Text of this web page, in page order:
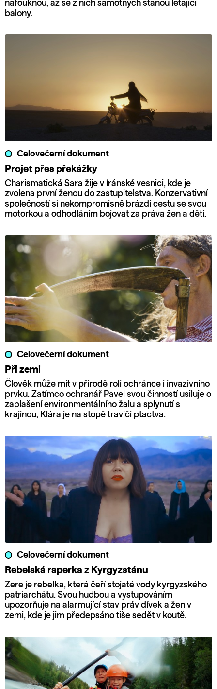
nafouknou, až se z nich samotných stanou létající
balony.
Celovečerní dokument
Projet přes překážky
Charismatická Sara žije v íránské vesnici, kde je
zvolena první ženou do zastupitelstva. Konzervativní
společností si nekompromisně brázdí cestu se svou
motorkou a odhodláním bojovat za práva žen a dětí.
Celovečerní dokument
Při zemi
Člověk může mít v přírodě roli ochránce i invazivního
prvku. Zatímco ochranář Pavel svou činností usiluje o
zaplašení environmentálního žalu a splynutí s
krajinou, Klára je na stopě traviči ptactva.
Celovečerní dokument
Rebelská raperka z Kyrgyzstánu
Zere je rebelka, která čeří stojaté vody kyrgyzského
patriarchátu. Svou hudbou a vystupováním
upozorňuje na alarmující stav práv dívek a žen v
zemi, kde je jim předepsáno tiše sedět v koutě.